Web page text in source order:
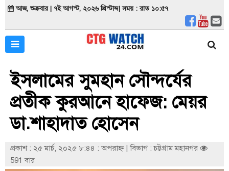
আজ, শুক্রবার | ৭ই আগস্ট, ২০২৬ খ্রিস্টাব্দ| সময় : রাত ১০:৫৭
ইসলামের সুমহান সৌন্দর্যের
প্রতীক কুরআনে হাফেজ: মেয়র
ডা.শাহাদাত হোসেন
প্রকাশ : ২৫ মার্চ, ২০২৫ ৮:৪৪ : অপরাহ্ণ |বিভাগ : চট্টগ্রাম মহানগর
591 বার